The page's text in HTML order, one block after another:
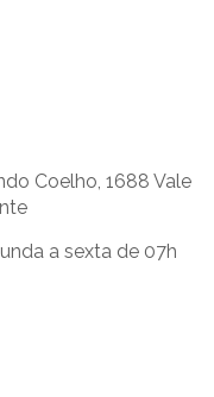
Coelho, 1688 Vale
a sexta de 07h